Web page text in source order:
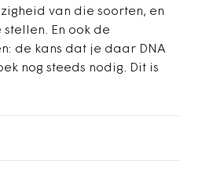
van die soorten, en
En ook de
de kans dat je daar DNA
nog steeds nodig. Dit is